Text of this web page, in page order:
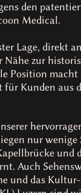
den
Medical.
Lage, direkt
Nähe zur
Position macht
Kunden aus
nur wenige
und
Auch
und das